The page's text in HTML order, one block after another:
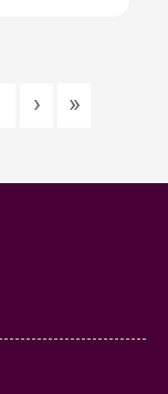
› »